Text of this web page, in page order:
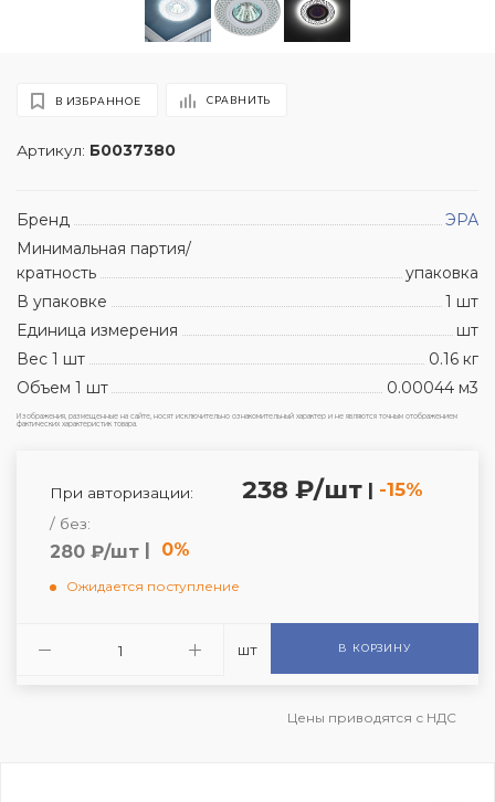
Артикул: Б0037380
В ИЗБРАННОЕ СРАВНИТЬ
Бренд
ЭРА
Минимальная партия/
кратность
упаковка
В упаковке
1 шт
Единица измерения
шт
Вес 1 шт
0.16 кг
Объем 1 шт
0.00044 м3
Изображения, размещенные на сайте, носят исключительно ознакомительный характер и не являются точным отображением
фактических характеристик товара.
При авторизации: 238 ₽/шт | -15%
/ без:
280 ₽/шт 0%
Ожидается поступление
шт В КОРЗИНУ
Цены приводятся с НДС